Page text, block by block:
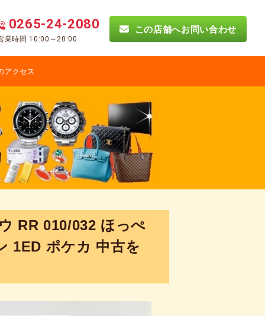
0265-24-2080
業時間 10:00～20:00
この店舗へお問い合わせ
アクセス
RR 010/032 ほっぺ
1ED ポケカ 中古を